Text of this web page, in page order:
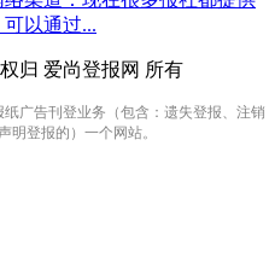
以通过...
归 爱尚登报网 所有
广告刊登业务（包含：遗失登报、注销
明登报的）一个网站。